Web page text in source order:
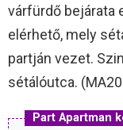
várfürdő bejárata
elérhető, mely
partján vezet.
sétálóutca.
Part Apartman